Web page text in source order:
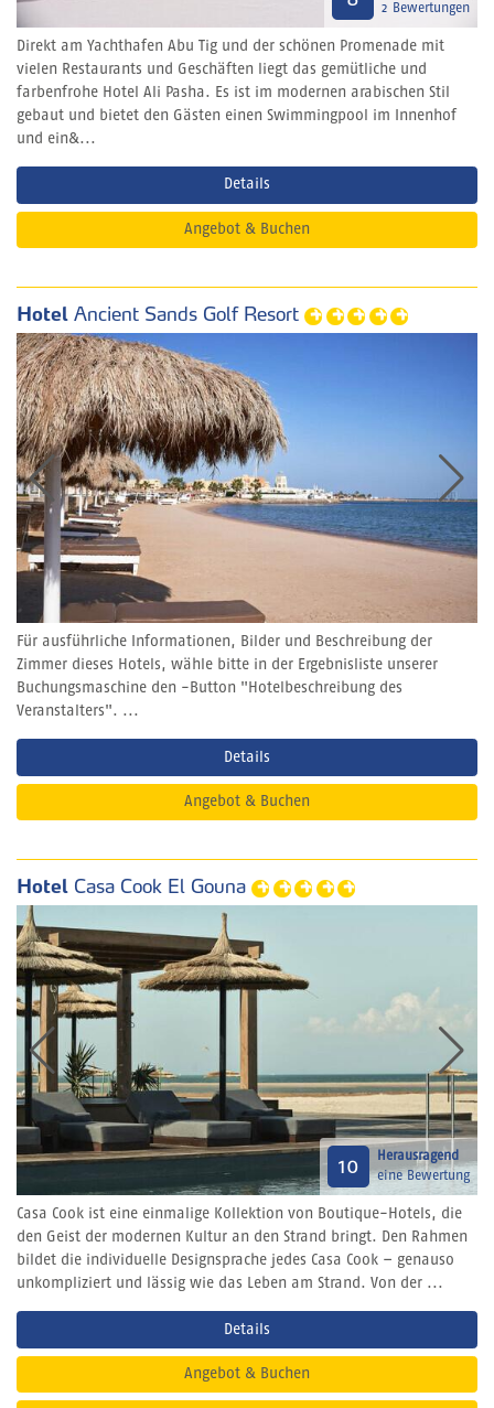
2 Bewertungen
Direkt am Yachthafen Abu Tig und der schönen Promenade mit
vielen Restaurants und Geschäften liegt das gemütliche und
farbenfrohe Hotel Ali Pasha. Es ist im modernen arabischen Stil
gebaut und bietet den Gästen einen Swimmingpool im Innenhof
und ein&...
Details
Angebot & Buchen
Hotel Ancient Sands Golf Resort
Für ausführliche Informationen, Bilder und Beschreibung der
Zimmer dieses Hotels, wähle bitte in der Ergebnisliste unserer
Buchungsmaschine den -Button "Hotelbeschreibung des
Veranstalters". ...
Details
Angebot & Buchen
Hotel Casa Cook El Gouna
10
Herausragend
eine Bewertung
Casa Cook ist eine einmalige Kollektion von Boutique-Hotels, die
den Geist der modernen Kultur an den Strand bringt. Den Rahmen
bildet die individuelle Designsprache jedes Casa Cook – genauso
unkompliziert und lässig wie das Leben am Strand. Von der ...
Details
Angebot & Buchen